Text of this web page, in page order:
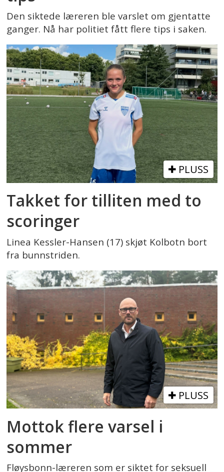
Den siktede læreren ble varslet om gjentatte
ganger. Nå har politiet fått flere tips i saken.
PLUSS
Takket for tilliten med to
scoringer
Linea Kessler-Hansen (17) skjøt Kolbotn bort
fra bunnstriden.
PLUSS
Mottok flere varsel i
sommer
Fløysbonn-læreren som er siktet for seksuell